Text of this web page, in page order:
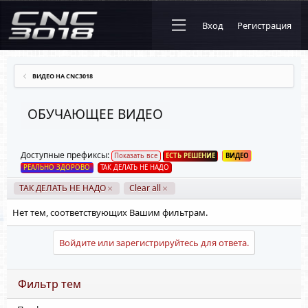
Вход Регистрация
ВИДЕО НА CNC3018
ОБУЧАЮЩЕЕ ВИДЕО
Доступные префиксы: Показать все ЕСТЬ РЕШЕНИЕ
ВИДЕО
РЕАЛЬНО ЗДОРОВО
ТАК ДЕЛАТЬ НЕ НАДО
ТАК ДЕЛАТЬ НЕ НАДО Clear all
Нет тем, соответствующих Вашим фильтрам.
Войдите или зарегистрируйтесь для ответа.
Фильтр тем